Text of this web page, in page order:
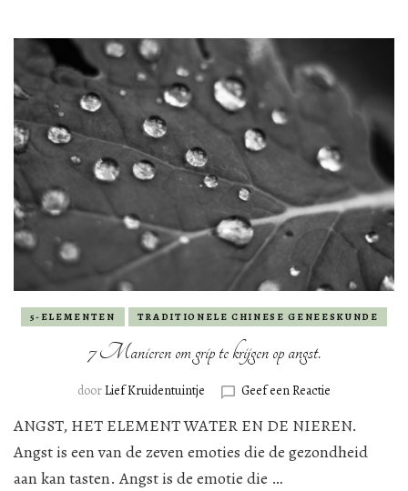
5-ELEMENTEN TRADITIONELE CHINESE GENEESKUNDE
7 Manieren om grip te krijgen op angst.
door Lief Kruidentuintje Geef een Reactie
Manieren
om
ANGST, HET ELEMENT WATER EN DE NIEREN.
Angst is een van de zeven emoties die de gezondheid
aan kan tasten. Angst is de emotie die …